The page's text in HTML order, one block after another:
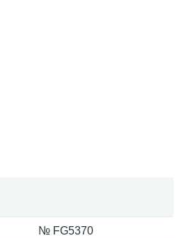
№ FG5370